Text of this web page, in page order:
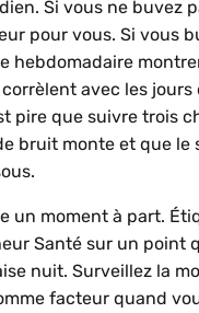
Si vous ne buvez
pour vous. Si vous
hebdomadaire
avec les jours
pire que suivre trois
bruit monte et que le
un moment à part.
Santé sur un point
nuit. Surveillez la
facteur quand